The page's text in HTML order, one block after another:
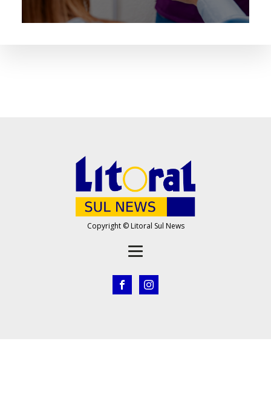
Copyright © Litoral Sul News